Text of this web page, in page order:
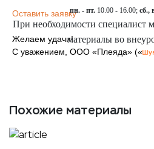
Оставить заявку
Желаем удачи!
С уважением, ООО «Плеяда» («
Похожие материалы
пн. - пт. 10.00 - 16.00; сб.,
При необходимости специалист
материалы во